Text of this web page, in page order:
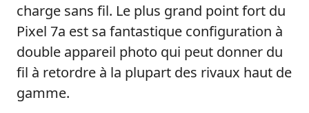
charge sans fil. Le plus grand point fort du
Pixel 7a est sa fantastique configuration à
double appareil photo qui peut donner du
fil à retordre à la plupart des rivaux haut de
gamme.